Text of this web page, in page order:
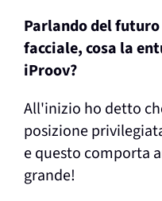
Parlando del
facciale, cosa la
iProov?
All'inizio ho detto
posizione
e questo comporta
grande!